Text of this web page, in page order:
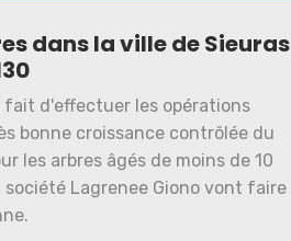
dans la ville de Sieuras
fait d'effectuer les opérations
bonne croissance contrôlée du
les arbres âgés de moins de 10
Lagrenee Giono vont faire